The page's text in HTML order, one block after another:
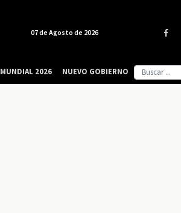
07 de Agosto de 2026
MUNDIAL 2026 NUEVO GOBIERNO